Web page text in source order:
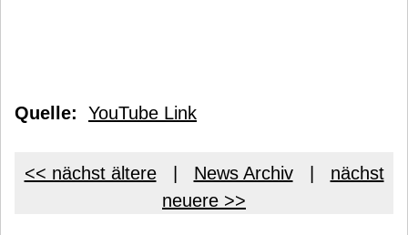
Quelle: YouTube Link
<< nächst ältere| News Archiv| nächst
neuere >>